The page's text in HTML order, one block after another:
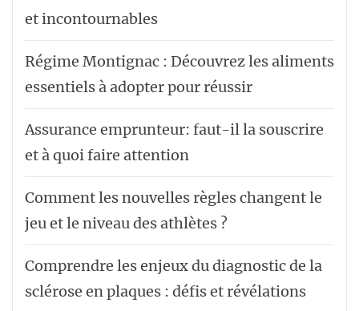
et incontournables
Régime Montignac : Découvrez les aliments
essentiels à adopter pour réussir
Assurance emprunteur: faut-il la souscrire
et à quoi faire attention
Comment les nouvelles règles changent le
jeu et le niveau des athlètes ?
Comprendre les enjeux du diagnostic de la
sclérose en plaques : défis et révélations